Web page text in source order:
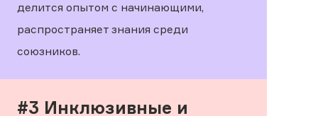
делится опытом с начинающими,
распространяет знания среди
союзников.
#3 Инклюзивные и